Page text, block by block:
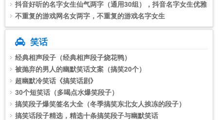
抖音好听的名字女生仙气两字（通用30组），抖音名字女生优雅
的2个字
不重复的游戏网名女两字，不重复的游戏名字女生
笑话
经典相声段子（经典相声段子烧花鸭）
被抛弃的男人的幽默笑话文案（搞笑20个）
超幽默冷笑话《搞笑话剧》
30个短笑话（多喝点水爆笑段子）
搞笑段子爆笑签名大全（冬季搞笑东北女人挨冻的段子）
搞笑话段子精选，精选十条搞笑段子与幽默笑话